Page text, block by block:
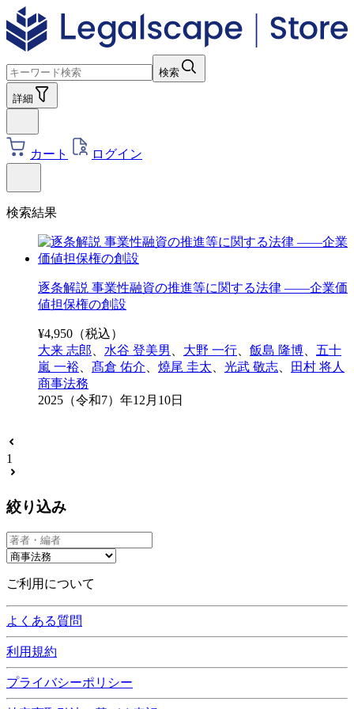
検索
詳細
カート ログイン
検索結果
逐条解説 事業性融資の推進等に関する法律 ――企業価
値担保権の創設
¥4,950 （税込）
大来 志郎
水谷 登美男 大野 一行 飯島 隆博
五十
嵐 一裕
髙倉 佑介 燒尾 圭太 光武 敬志
田村 将人
商事法務
2025（令和7）年12月10日
1
絞り込み
ご利用について
よくある質問
利用規約
プライバシーポリシー